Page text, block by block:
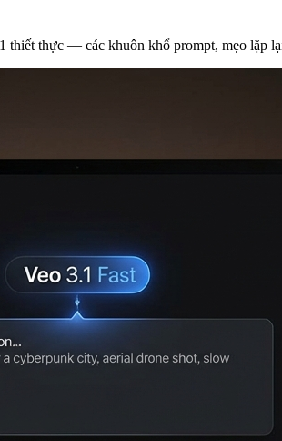
thiết thực — các khuôn khổ prompt, mẹo lặp